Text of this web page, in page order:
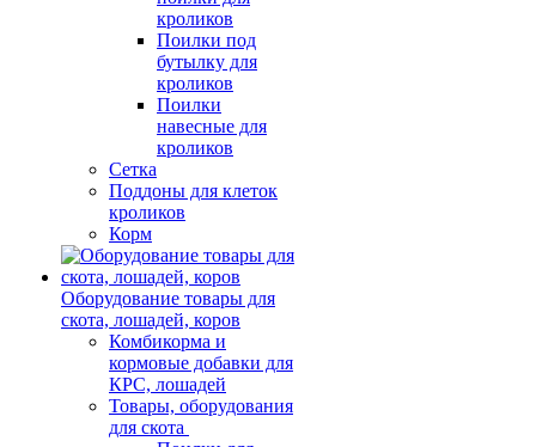
кроликов
Поилки под
бутылку для
кроликов
Поилки
навесные для
кроликов
Сетка
Поддоны для клеток
кроликов
Корм
Оборудование товары для
скота, лошадей, коров
Комбикорма и
кормовые добавки для
КРС, лошадей
Товары, оборудования
для скота